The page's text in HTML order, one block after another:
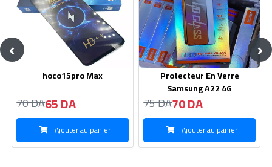
Protecteur En Verre
75 DA70 DA
Ajouter au panier
Protecteur En Verre Realme
13
70 DA65 DA
Ajouter au panier
‹ ›